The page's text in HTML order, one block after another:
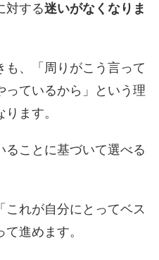
対する迷いがなくなりま
、「周りがこう言って
っているから」という理
ます。
ることに基づいて選べる
れが自分にとってベス
進めます。